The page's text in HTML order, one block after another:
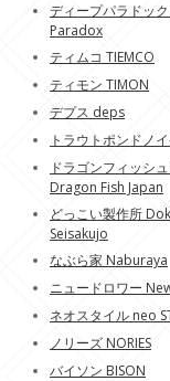
ディープパラドッ
Paradox
ティムコ TIEMCO
ティモン TIMON
デプス deps
トラウトポンドノ
ドラゴンフィッシ
Dragon Fish Japan
どっこい製作所
Seisakujo
なぶら家 Naburaya
ニュードロワー
ネオスタイル neo
ノリーズ NORIES
バイソン BISON